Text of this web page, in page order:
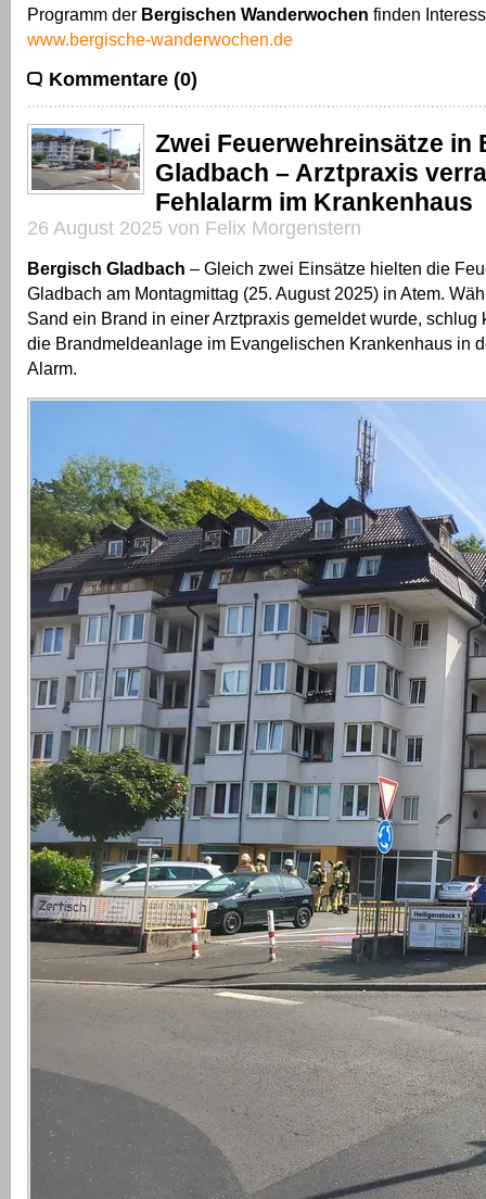
Programm der Bergischen Wanderwochen finden
www.bergische-wanderwochen.de
Kommentare (0)
Zwei Feuerwehreinsätze in
Gladbach – Arztpraxis
Fehlalarm im Krankenhaus
26 August 2025 von Felix Morgenstern
Bergisch Gladbach – Gleich zwei Einsätze hielten die
Gladbach am Montagmittag (25. August 2025) in Atem.
Sand ein Brand in einer Arztpraxis gemeldet wurde, schlug
die Brandmeldeanlage im Evangelischen Krankenhaus in
Alarm.